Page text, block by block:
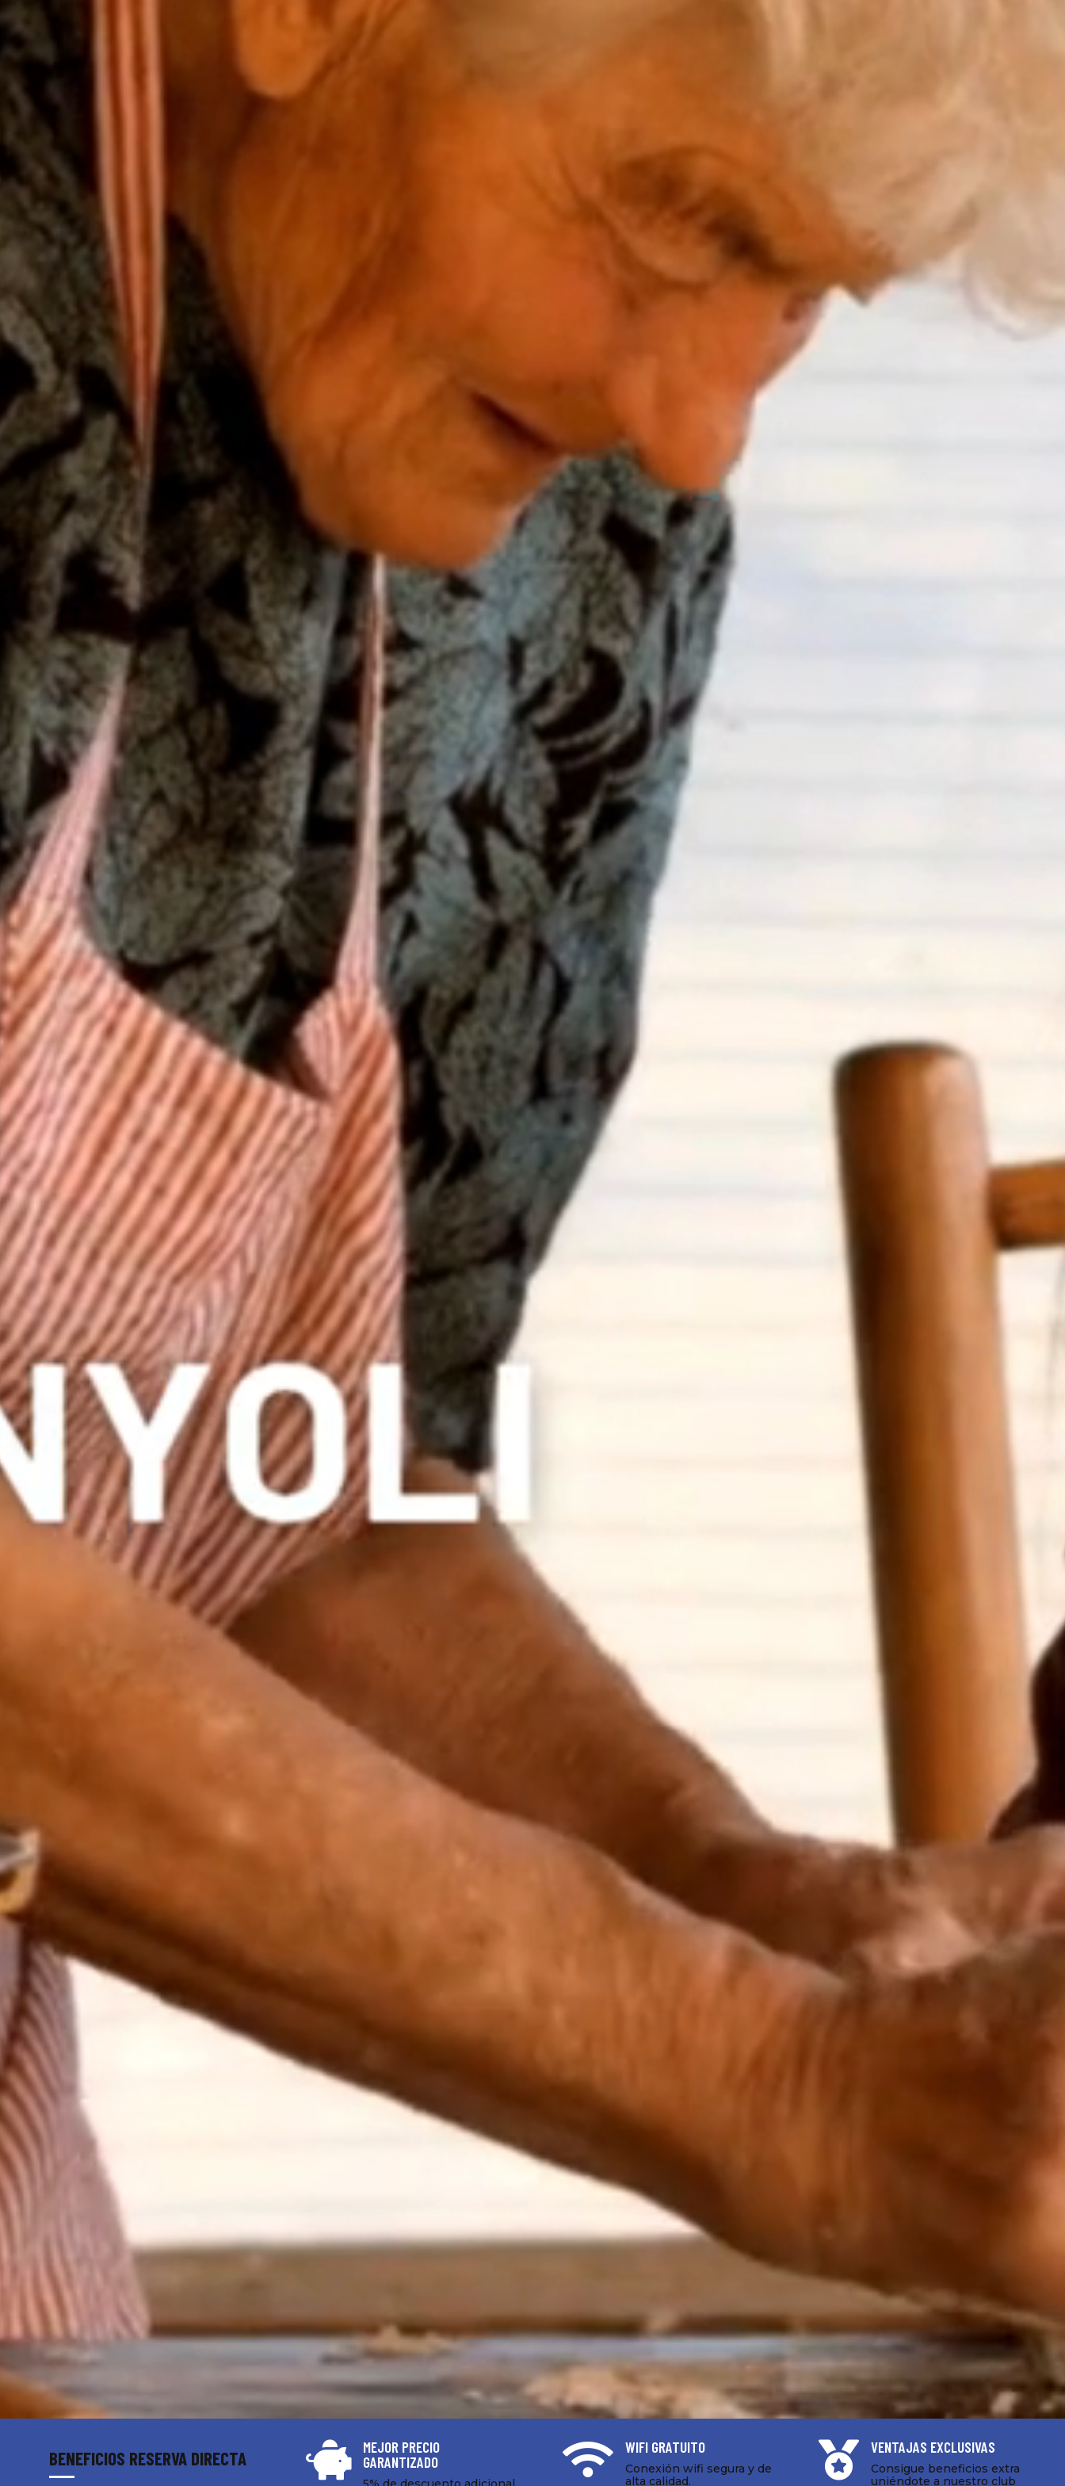
BENEFICIOS RESERVA DIRECTA 
MEJOR PRECIO
GARANTIZADO
 WIFI GRATUITO
Conexión wifi segura y de
alta calidad.
 VENTAJAS EXCLUSIVAS
Consigue beneficios extra
uniéndote a nuestro club